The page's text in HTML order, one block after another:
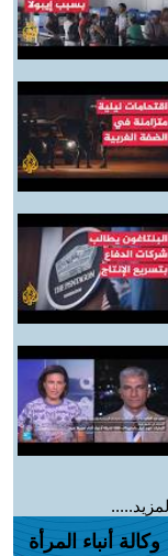
وكالة أنباء المرأة